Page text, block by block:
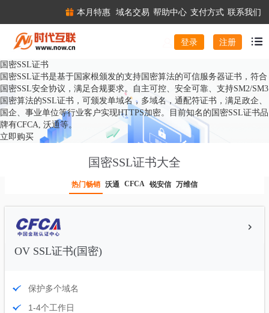
本月特惠 域名交易 帮助中心 支付方式 联系我们
登录 注册
国密SSL证书
国密SSL证书是基于国家根颁发的支持国密算法的可信服务器证书，符合
国密SSL安全协议，满足合规要求。自主可控、安全可靠、支持SM2/SM3
国密算法的SSL证书，可颁发单域名，多域名，通配符证书，满足政企、
国企、事业单位等行业客户实现HTTPS加密。目前知名的国密SSL证书品
牌有CFCA, 沃通等。
立即购买
国密SSL证书大全
热门畅销 沃通 CFCA 锐安信 万维信
OV SSL证书(国密)
保护多个域名
1-4个工作日